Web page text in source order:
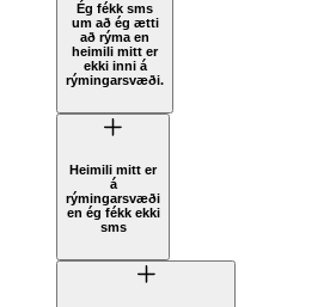
Ég fékk sms
um að ég ætti
að rýma en
heimili mitt er
ekki inni á
rýmingarsvæði.
Heimili mitt er
á
rýmingarsvæði
en ég fékk ekki
sms